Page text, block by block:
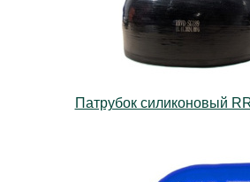
Патрубок силиконовый